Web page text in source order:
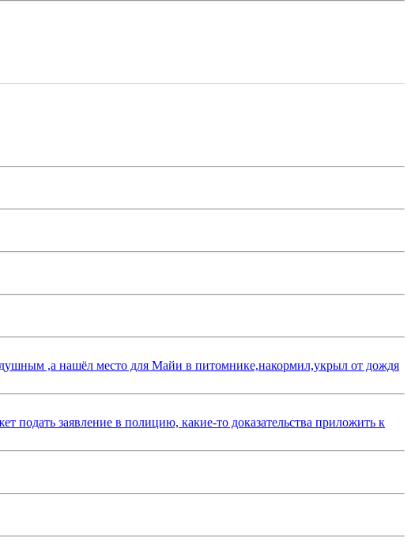
,а нашёл место для Майи в питомнике,накормил,укрыл от дождя
заявление в полицию, какие-то доказательства приложить к